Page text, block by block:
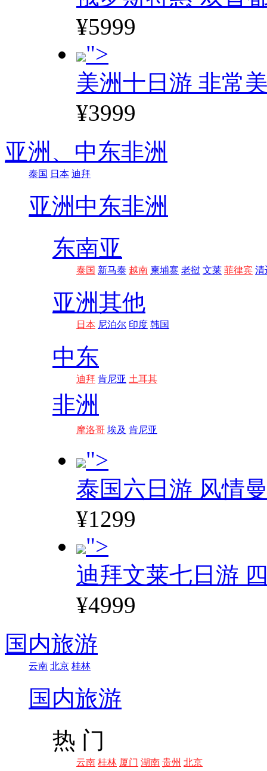
¥5999
">
美洲十日游 非常
¥3999
亚洲、 中东非洲
泰国 日本 迪拜
亚洲 中东非洲
东南亚
泰国 新马泰 越南 柬埔寨 老挝 文莱 菲律宾 清
亚洲其他
日本 尼泊尔 印度 韩国
中东
迪拜 肯尼亚 土耳其
非洲
摩洛哥 埃及 肯尼亚
">
泰国六日游 风情
¥1299
">
迪拜文莱七日游
¥4999
国内旅游
云南 北京 桂林
国内旅游
热 门
云南 桂林 厦门 湖南 贵州 北京